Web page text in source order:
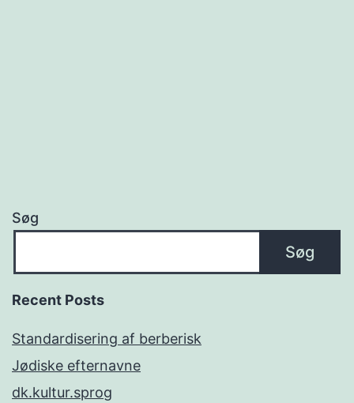
Søg
Søg
Recent Posts
Standardisering af berberisk
Jødiske efternavne
dk.kultur.sprog